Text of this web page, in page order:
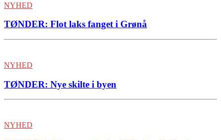
NYHED
TØNDER: Flot laks fanget i Grønå
NYHED
TØNDER: Nye skilte i byen
NYHED